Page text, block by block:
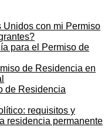
con mi Permiso
para el Permiso de
de Residencia en
de Residencia
requisitos y
residencia permanente